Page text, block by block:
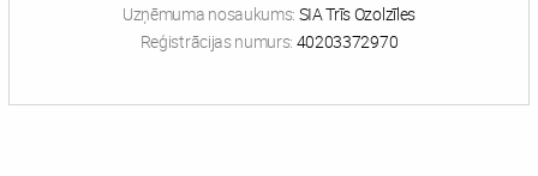
Uzņēmuma nosaukums: SIA Trīs Ozolzīles
Reģistrācijas numurs: 40203372970